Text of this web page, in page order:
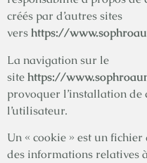
créés par d’autres sites
vershttps://
La navigation sur le
sitehttps://
provoquer l’installation de
l’utilisateur.
Un « cookie » est un
des informations relatives